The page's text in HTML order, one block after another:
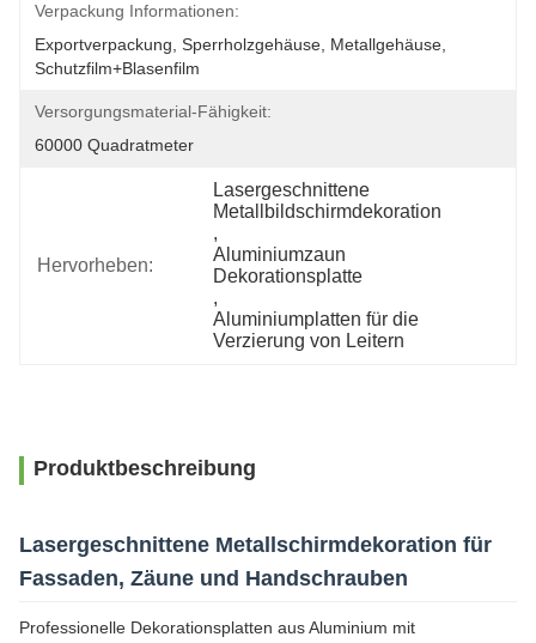
Verpackung Informationen:
Exportverpackung, Sperrholzgehäuse, Metallgehäuse,
Schutzfilm+Blasenfilm
Versorgungsmaterial-Fähigkeit:
60000 Quadratmeter
Hervorheben:
Lasergeschnittene
Metallbildschirmdekoration
,
Aluminiumzaun
Dekorationsplatte
,
Aluminiumplatten für die
Verzierung von Leitern
Produktbeschreibung
Lasergeschnittene Metallschirmdekoration für
Fassaden, Zäune und Handschrauben
Professionelle Dekorationsplatten aus Aluminium mit